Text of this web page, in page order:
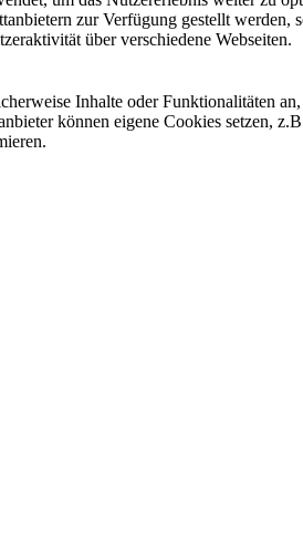
zur Verfügung gestellt
über verschiedene Webseiten.
Inhalte oder Funktionalitäten
können eigene Cookies setzen,